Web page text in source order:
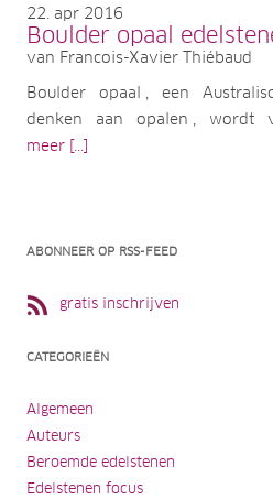
22 apr 2016
Boulder opaal
van Francois-Xavier Thiébaud
Boulder opaal , een
denken aan opalen , wordt
meer [...]
ABONNEER OP RSS-FEED
gratis inschrijven
CATEGORIEËN
Algemeen
Auteurs
Beroemde edelstenen
Edelstenen focus